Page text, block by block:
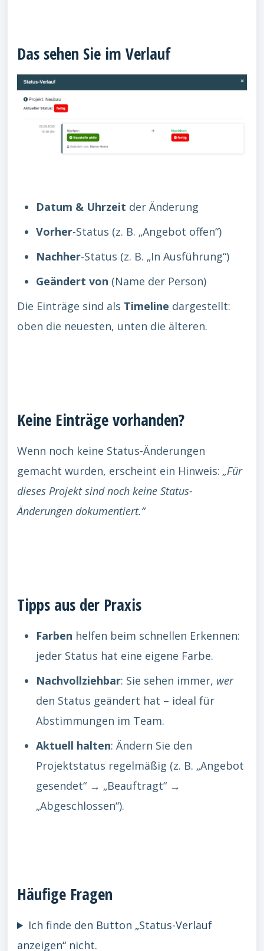
Das sehen Sie im Verlauf
Datum & Uhrzeit der Änderung
Vorher-Status (z. B. „Angebot offen“)
Nachher-Status (z. B. „In Ausführung“)
Geändert von (Name der Person)
Die Einträge sind als Timeline dargestellt:
oben die neuesten, unten die älteren.
Keine Einträge vorhanden?
Wenn noch keine Status-Änderungen
gemacht wurden, erscheint ein Hinweis: „Für
dieses Projekt sind noch keine Status-
Änderungen dokumentiert.“
Tipps aus der Praxis
Farben helfen beim schnellen Erkennen:
jeder Status hat eine eigene Farbe.
Nachvollziehbar: Sie sehen immer, wer
den Status geändert hat – ideal für
Abstimmungen im Team.
Aktuell halten: Ändern Sie den
Projektstatus regelmäßig (z. B. „Angebot
gesendet“ → „Beauftragt“ →
„Abgeschlossen“).
Häufige Fragen
Ich finde den Button „Status-Verlauf
anzeigen“ nicht.